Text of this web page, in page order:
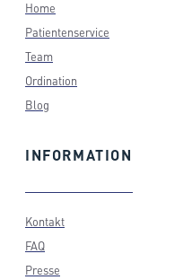
Home
Patientenservice
Team
Ordination
Blog
INFORMATION
Kontakt
FAQ
Presse